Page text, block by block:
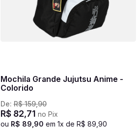
Mochila Grande Jujutsu Anime -
Colorido
De:R$ 159,90
R$ 82,71 no Pix
ou R$ 89 90 em 1x de R$ 89 90